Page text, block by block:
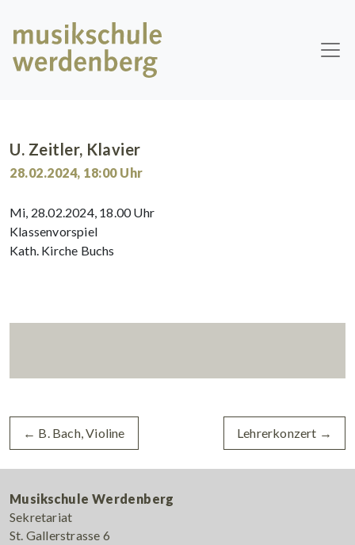
U. Zeitler, Klavier
28.02.2024, 18:00Uhr
Mi, 28.02.2024, 18.00 Uhr
Klassenvorspiel
Kath. Kirche Buchs
← B. Bach, Violine Lehrerkonzert →
Musikschule Werdenberg
Sekretariat
St. Gallerstrasse 6